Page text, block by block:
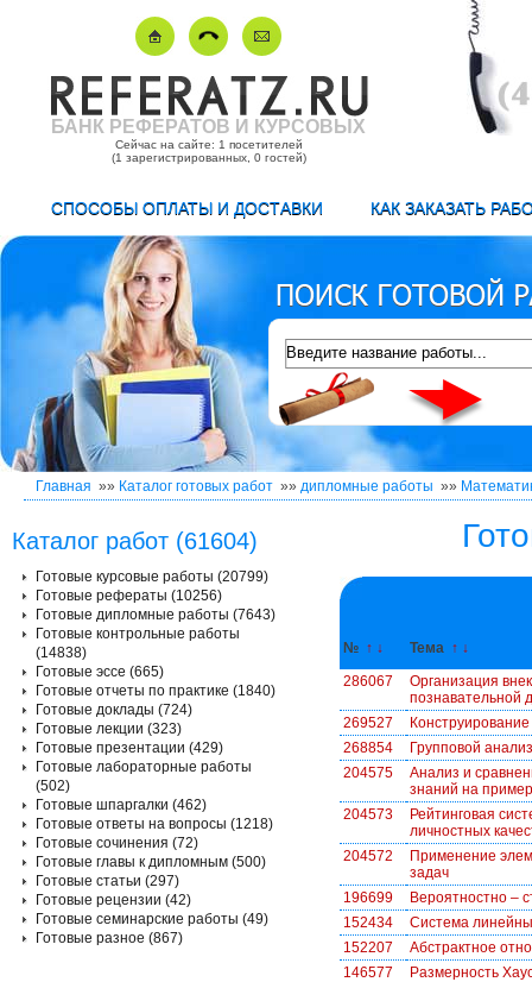
БАНК РЕФЕРАТОВ И КУРСОВЫХ
Сейчас на сайте: 1 посетителей
(1 зарегистрированных, 0 гостей)
СПОСОБЫ ОПЛАТЫ И ДОСТАВКИ КАК ЗАКАЗАТЬ
Главная »» Каталог готовых работ »» дипломные работы »»
№ ↑ ↓ Тема ↑ ↓
286067
Организация
познавательной
269527
268854
Групповой
204575
Анализ и
знаний на
204573
Рейтинговая
личностных
204572
Применение
задач
196699
Вероятностно –
152434
Система
152207
Абстрактное
146577
Размерность
Каталог работ (61604)
Готовые курсовые работы (20799)
Готовые рефераты (10256)
Готовые дипломные работы (7643)
Готовые контрольные работы
(14838)
Готовые эссе (665)
Готовые отчеты по практике (1840)
Готовые доклады (724)
Готовые лекции (323)
Готовые презентации (429)
Готовые лабораторные работы
(502)
Готовые шпаргалки (462)
Готовые ответы на вопросы (1218)
Готовые сочинения (72)
Готовые главы к дипломным (500)
Готовые статьи (297)
Готовые рецензии (42)
Готовые семинарские работы (49)
Готовые разное (867)